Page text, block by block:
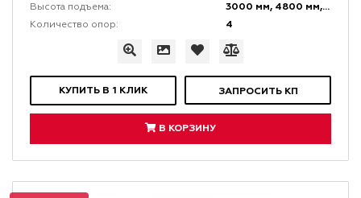
Высота подъема: 3000 мм, 4800 мм, 6000 мм
Количество опор: 4
КУПИТЬ В 1 КЛИК ЗАПРОСИТЬ КП
В КОРЗИНУ